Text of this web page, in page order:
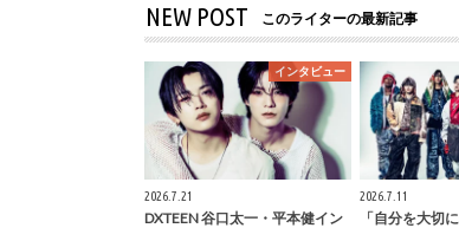
NEW POST このライターの最新記事
インタビュー
2026.7.21
DXTEEN 谷口太一・平本健イン
2026.7.11
「自分を大切